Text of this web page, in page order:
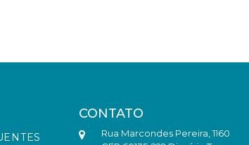
CONTATO
Rua Marcondes Pereira, 1160